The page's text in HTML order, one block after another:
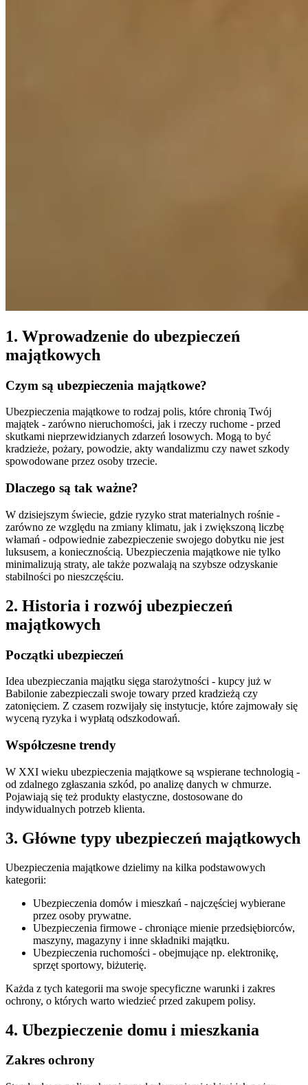
1. Wprowadzenie do ubezpieczeń
majątkowych
Czym są ubezpieczenia majątkowe?
Ubezpieczenia majątkowe to rodzaj polis, które chronią Twój
majątek - zarówno nieruchomości, jak i rzeczy ruchome - przed
skutkami nieprzewidzianych zdarzeń losowych. Mogą to być
kradzieże, pożary, powodzie, akty wandalizmu czy nawet szkody
spowodowane przez osoby trzecie.
Dlaczego są tak ważne?
W dzisiejszym świecie, gdzie ryzyko strat materialnych rośnie -
zarówno ze względu na zmiany klimatu, jak i zwiększoną liczbę
włamań - odpowiednie zabezpieczenie swojego dobytku nie jest
luksusem, a koniecznością. Ubezpieczenia majątkowe nie tylko
minimalizują straty, ale także pozwalają na szybsze odzyskanie
stabilności po nieszczęściu.
2. Historia i rozwój ubezpieczeń
majątkowych
Początki ubezpieczeń
Idea ubezpieczania majątku sięga starożytności - kupcy już w
Babilonie zabezpieczali swoje towary przed kradzieżą czy
zatonięciem. Z czasem rozwijały się instytucje, które zajmowały się
wyceną ryzyka i wypłatą odszkodowań.
Współczesne trendy
W XXI wieku ubezpieczenia majątkowe są wspierane technologią -
od zdalnego zgłaszania szkód, po analizę danych w chmurze.
Pojawiają się też produkty elastyczne, dostosowane do
indywidualnych potrzeb klienta.
3. Główne typy ubezpieczeń majątkowych
Ubezpieczenia majątkowe dzielimy na kilka podstawowych
kategorii:
Ubezpieczenia domów i mieszkań - najczęściej wybierane
przez osoby prywatne.
Ubezpieczenia firmowe - chroniące mienie przedsiębiorców,
maszyny, magazyny i inne składniki majątku.
Ubezpieczenia ruchomości - obejmujące np. elektronikę,
sprzęt sportowy, biżuterię.
Każda z tych kategorii ma swoje specyficzne warunki i zakres
ochrony, o których warto wiedzieć przed zakupem polisy.
4. Ubezpieczenie domu i mieszkania
Zakres ochrony